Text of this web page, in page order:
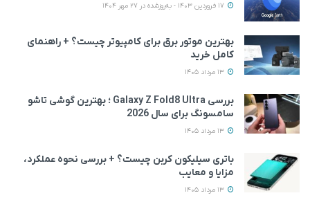
17 فروردین 1403 - به‌روزشده در 27 مهر 1404
بهترین موتور برق برای کامپیوتر چیست؟ + راهنمای
کامل خرید
13 مرداد 1405
بررسی Galaxy Z Fold8 Ultra ؛ بهترین گوشی تاشو
سامسونگ برای سال 2026
13 مرداد 1405
باتری سیلیکون کربن چیست؟ + بررسی نحوه عملکرد،
مزایا و معایب
13 مرداد 1405